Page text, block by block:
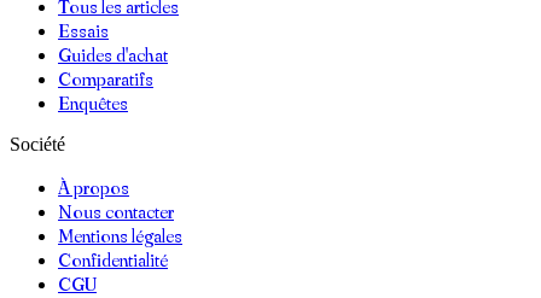
Tous les articles
Essais
Guides d'achat
Comparatifs
Enquêtes
Société
À propos
Nous contacter
Mentions légales
Confidentialité
CGU